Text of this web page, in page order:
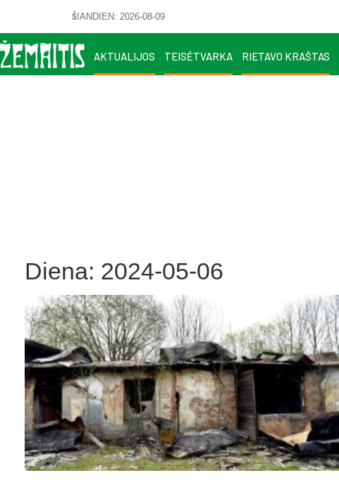
ŠIANDIEN: 2026-08-09
AKTUALIJOS TEISĖTVARKA RIETAVO KRAŠTAS
Diena: 2024-05-06